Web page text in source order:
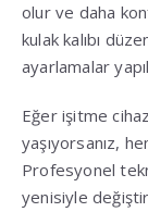
olur ve daha
kulak kalıbı
ayarlamalar
Eğer işitme
yaşıyorsanız,
Profesyonel
yenisiyle